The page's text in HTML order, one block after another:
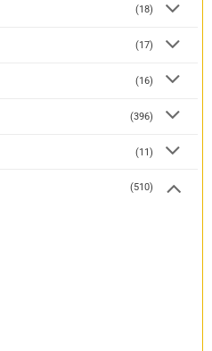
(18)
(17)
(16)
(396)
(11)
(510)